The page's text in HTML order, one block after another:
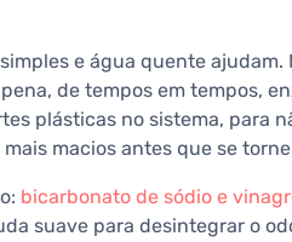
e água quente ajudam.
de tempos em tempos,
plásticas no sistema, para
macios antes que se
bicarbonato de sódio e
suave para desintegrar o